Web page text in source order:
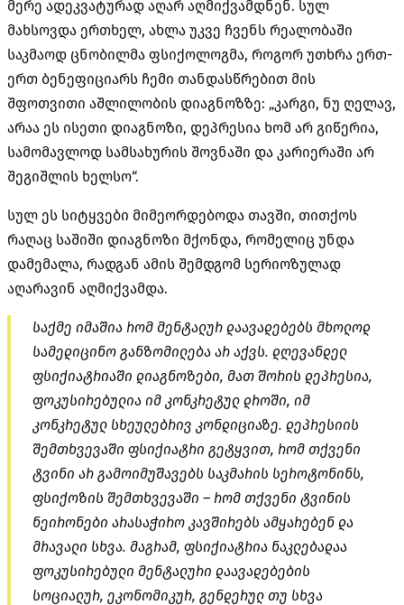
მერე ადეკვატურად აღარ აღმიქვამდნენ. სულ
მახსოვდა ერთხელ, ახლა უკვე ჩვენს რეალობაში
საკმაოდ ცნობილმა ფსიქოლოგმა, როგორ უთხრა ერთ-
ერთ ბენეფიციარს ჩემი თანდასწრებით მის
შფოთვითი აშლილობის დიაგნოზზე: „კარგი, ნუ ღელავ,
არაა ეს ისეთი დიაგნოზი, დეპრესია ხომ არ გიწერია,
სამომავლოდ სამსახურის შოვნაში და კარიერაში არ
შეგიშლის ხელსო“.
სულ ეს სიტყვები მიმეორდებოდა თავში, თითქოს
რაღაც საშიში დიაგნოზი მქონდა, რომელიც უნდა
დამემალა, რადგან ამის შემდგომ სერიოზულად
აღარავინ აღმიქვამდა.
საქმე იმაშია რომ მენტალურ დაავადებებს მხოლოდ
სამედიცინო განზომილება არ აქვს. დღევანდელ
ფსიქიატრიაში დიაგნოზები, მათ შორის დეპრესია,
ფოკუსირებულია იმ კონკრეტულ დროში, იმ
კონკრეტულ სხეულებრივ კონდიციაზე. დეპრესიის
შემთხვევაში ფსიქიატრი გეტყვით, რომ თქვენი
ტვინი არ გამოიმუშავებს საკმარის სეროტონინს,
ფსიქოზის შემთხვევაში – რომ თქვენი ტვინის
ნეირონები არასაჭირო კავშირებს ამყარებენ და
მრავალი სხვა. მაგრამ, ფსიქიატრია ნაკლებადაა
ფოკუსირებული მენტალური დაავადებების
სოციალურ, ეკონომიკურ, გენდერულ თუ სხვა